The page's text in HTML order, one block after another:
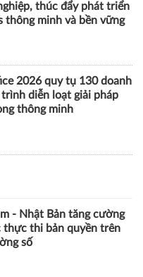
thúc đẩy phát triển
thông minh và bền vững
2026 quy tụ 130 doanh
trình diễn loạt giải pháp
thông minh
- Nhật Bản tăng cường
thực thi bản quyền trên
số